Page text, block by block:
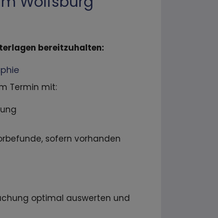
bereitzuhalten:
Termin mit:
sofern vorhanden
optimal auswerten und